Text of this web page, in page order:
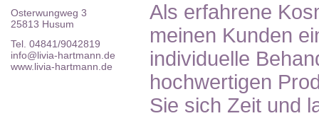
Osterwungweg 3
25813 Husum
Tel. 04841/9042819
info@livia-hartmann.de
www.livia-hartmann.de
Als erfahrene
meinen Kunden
individuelle
hochwertigen
Sie sich Zeit und